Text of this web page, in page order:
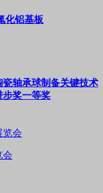
化铝基板
轴承球制备关键技术
步奖一等奖
会